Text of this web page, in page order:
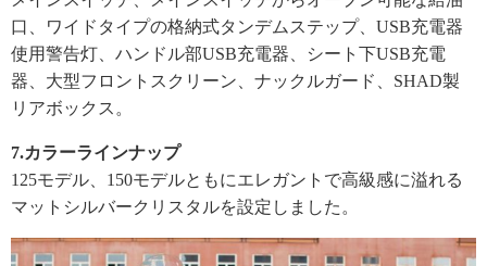
口、ワイドタイプの格納式タンデムステップ、USB充電器
使用警告灯、ハンドル部USB充電器、シート下USB充電
器、大型フロントスクリーン、ナックルガード、SHAD製
リアボックス。
7.カラーラインナップ
125モデル、150モデルともにエレガントで高級感に溢れる
マットシルバークリスタルを設定しました。